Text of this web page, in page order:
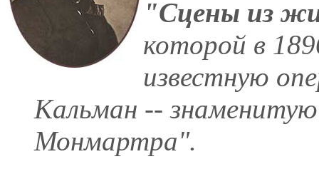
"Сцены из
которой в
известную
Кальман --
Монмартра".